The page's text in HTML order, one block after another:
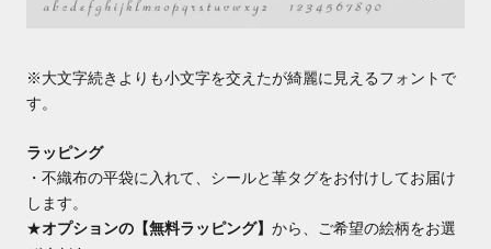
※大文字続きよりも小文字を交えたが綺麗に見えるフォント で
す。
ラッピング
・不織布の平袋に入れて、シールと革タグをお付けしてお届け
します。
★オプションの【無料ラッピング】 から、ご希望の絵柄をお選